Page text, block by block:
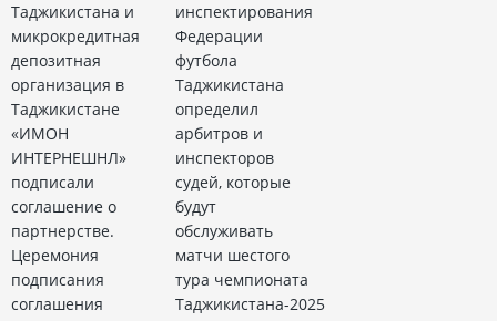
Таджикистана и
микрокредитная
депозитная
организация в
Таджикистане
«ИМОН
ИНТЕРНЕШНЛ»
подписали
соглашение о
партнерстве.
Церемония
подписания
соглашения
инспектирования
Федерации
футбола
Таджикистана
определил
арбитров и
инспекторов
судей, которые
будут
обслуживать
матчи шестого
тура чемпионата
Таджикистана-2025